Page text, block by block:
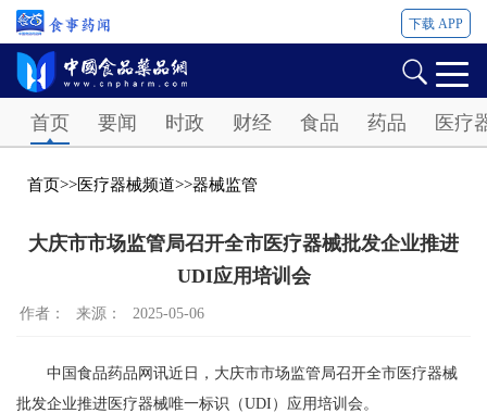
下载 APP
首页 要闻 时政 财经 食品 药品 医疗
首页>>医疗器械频道>>器械监管
大庆市市场监管局召开全市医疗器械批发企业推进
UDI应用培训会
作者： 来源： 2025-05-06
中国食品药品网讯近日，大庆市市场监管局召开全市医疗器械
批发企业推进医疗器械唯一标识（UDI）应用培训会。